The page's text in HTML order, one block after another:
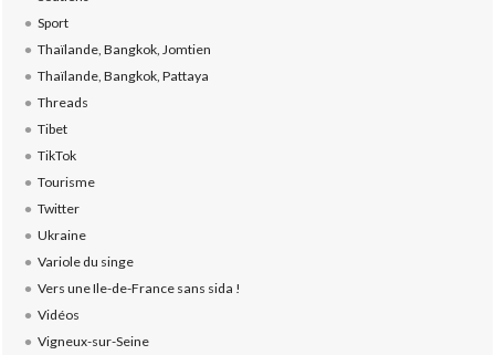
Sport
Thaïlande, Bangkok, Jomtien
Thaïlande, Bangkok, Pattaya
Threads
Tibet
TikTok
Tourisme
Twitter
Ukraine
Variole du singe
Vers une Ile-de-France sans sida !
Vidéos
Vigneux-sur-Seine